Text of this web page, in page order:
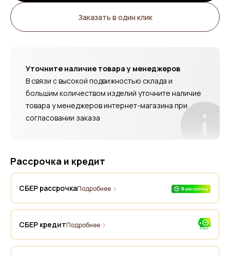
Заказать в один клик
Уточните наличие товара у менеджеров
В связи с высокой подвижностью склада и
большим количеством изделий уточните наличие
товара у менеджеров интернет-магазина при
согласовании заказа
Рассрочка и кредит
СБЕР рассрочкаПодробнее
СБЕР кредитПодробнее